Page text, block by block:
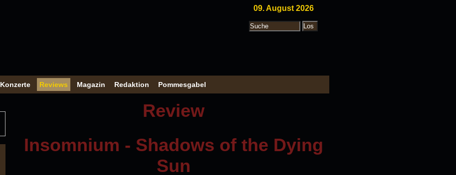
09. August 2026
Konzerte Reviews Magazin Redaktion Pommesgabel
Review
Insomnium - Shadows of the Dying
Sun